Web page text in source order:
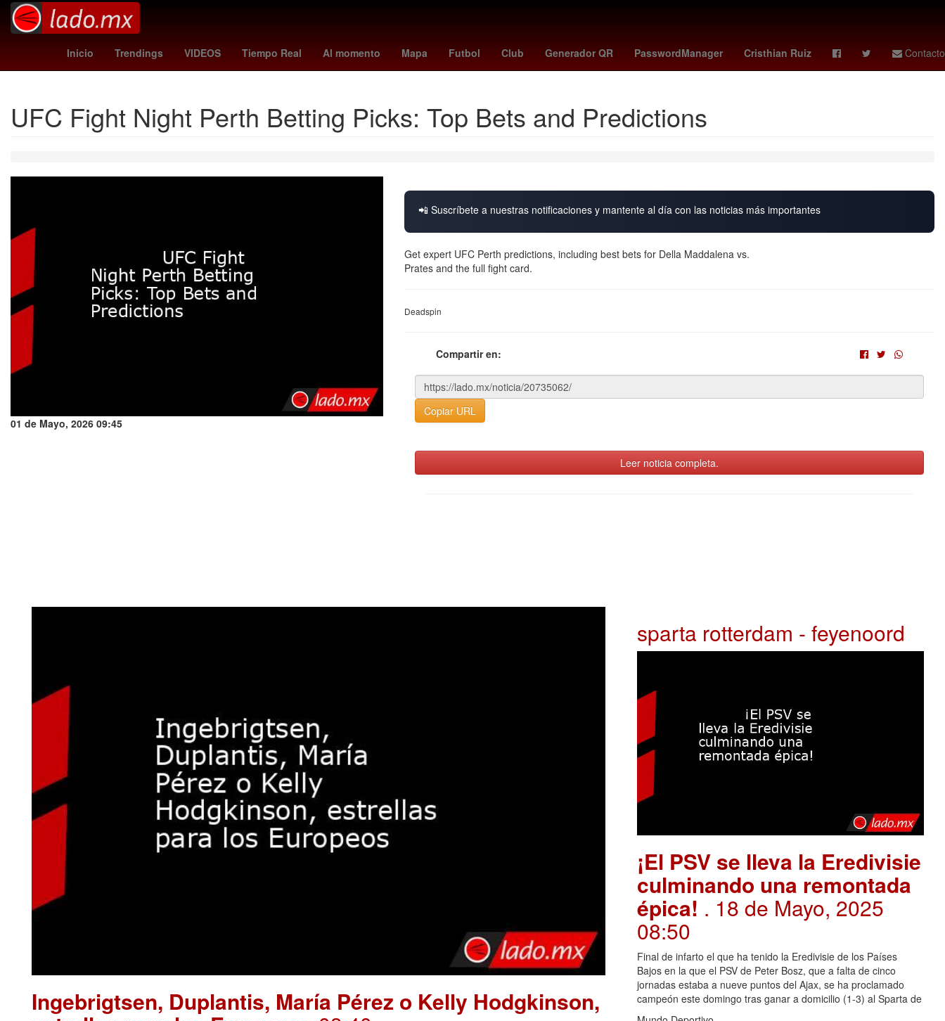
Inicio Trendings VIDEOS Tiempo Real Al momento Mapa Futbol Club Generador QR PasswordManager Cristhian Ruiz Contacto
Brasil Semana Santa Nueva York Rosario Aguascalientes San Luis Potosí Gobierno Argentina Dólar estadounidense Senador
UFC Fight Night Perth Betting Picks: Top Bets and Predictions
01 de Mayo, 2026 09:45
📲 Suscríbete a nuestras notificaciones y mantente al día con las noticias más importantes
Get expert UFC Perth predictions, including best bets for Della Maddalena vs.
Prates and the full fight card.
Deadspin
Compartir en:
Copiar URL
Leer noticia completa.
Ingebrigtsen, Duplantis, María Pérez o Kelly Hodgkinson,
sparta rotterdam - feyenoord
¡El PSV se lleva la Eredivisie
culminando una remontada
épica! . 18 de Mayo, 2025
08:50
Final de infarto el que ha tenido la Eredivisie de los Países
Bajos en la que el PSV de Peter Bosz, que a falta de cinco
jornadas estaba a nueve puntos del Ajax, se ha proclamado
campeón este domingo tras ganar a domicilio (1-3) al Sparta de